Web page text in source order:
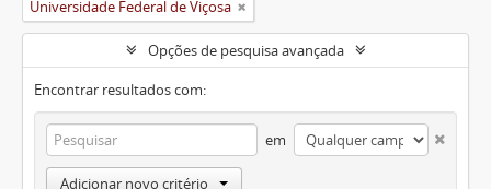
Universidade Federal de Viçosa
Opções de pesquisa avançada
Encontrar resultados com:
em
Adicionar novo critério